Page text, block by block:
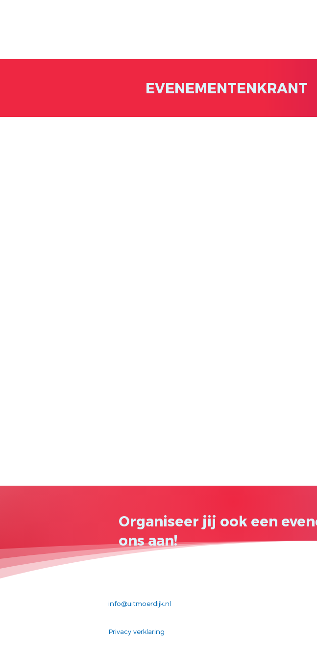
EVENEMENTENKRANT
Organiseer jij ook een
ons aan!
info@uitmoerdijk.nl
Privacy verklaring